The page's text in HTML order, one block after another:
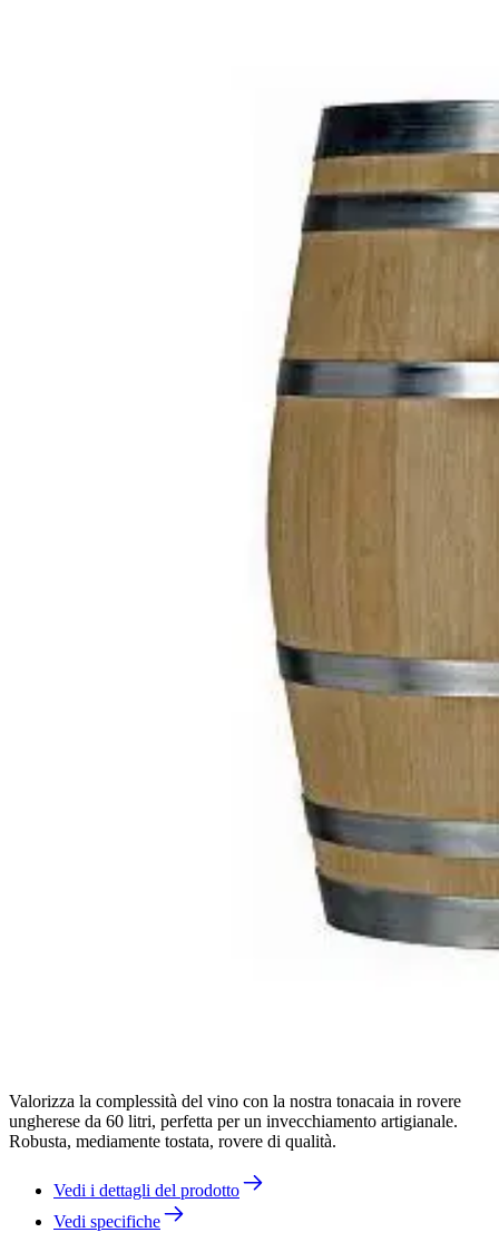
Valorizza la complessità del vino con la nostra tonacaia in rovere
ungherese da 60 litri, perfetta per un invecchiamento artigianale.
Robusta, mediamente tostata, rovere di qualità.
Vedi i dettagli del prodotto
Vedi specifiche